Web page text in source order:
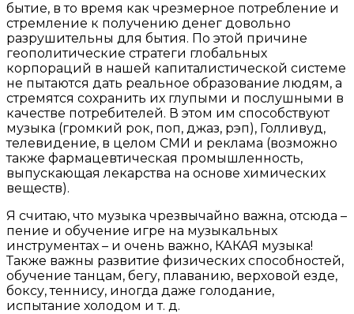
бытие, в то время как чрезмерное потребление и
стремление к получению денег довольно
разрушительны для бытия. По этой причине
геополитические стратеги глобальных
корпораций в нашей капиталистической системе
не пытаются дать реальное образование людям, а
стремятся сохранить их глупыми и послушными в
качестве потребителей. В этом им способствуют
музыка (громкий рок, поп, джаз, рэп), Голливуд,
телевидение, в целом СМИ и реклама (возможно
также фармацевтическая промышленность,
выпускающая лекарства на основе химических
веществ).
Я считаю, что музыка чрезвычайно важна, отсюда –
пение и обучение игре на музыкальных
инструментах – и очень важно, КАКАЯ музыка!
Также важны развитие физических способностей,
обучение танцам, бегу, плаванию, верховой езде,
боксу, теннису, иногда даже голодание,
испытание холодом и т. д.